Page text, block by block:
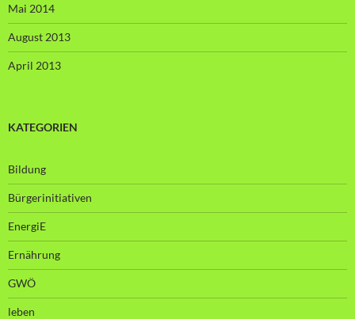
Mai 2014
August 2013
April 2013
KATEGORIEN
Bildung
Bürgerinitiativen
EnergiE
Ernährung
GWÖ
leben